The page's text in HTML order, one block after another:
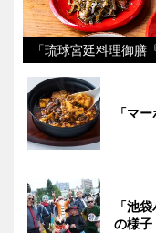
「琉球宮廷料理御膳
「マ
「池
の様子